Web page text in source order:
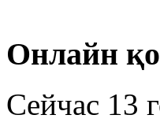
Онлайн
Сейчас 13